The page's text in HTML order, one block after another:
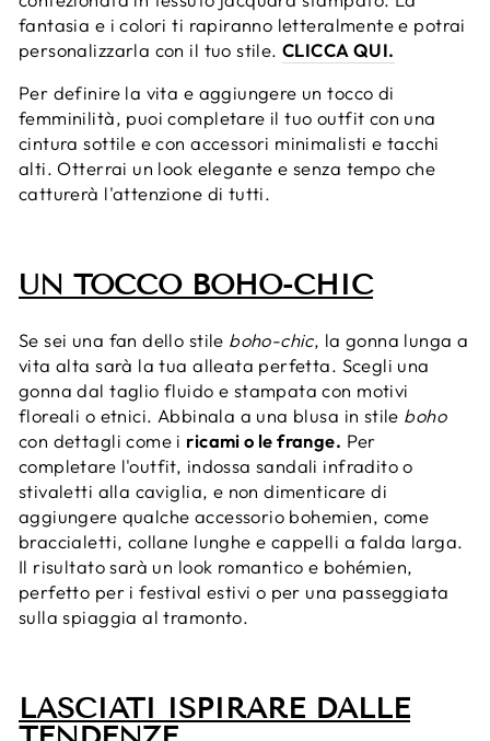
fantasia e i colori ti rapiranno letteralmente e potrai
personalizzarla con il tuo stile.CLICCA QUI.
Per definire la vita e aggiungere un tocco di
femminilità, puoi completare il tuo outfit con una
cintura sottile e con accessori minimalisti e tacchi
alti. Otterrai un look elegante e senza tempo che
catturerà l'attenzione di tutti.
UN TOCCO BOHO-CHIC
Se sei una fan dello stile boho-chic, la gonna lunga a
vita alta sarà la tua alleata perfetta. Scegli una
gonna dal taglio fluido e stampata con motivi
floreali o etnici. Abbinala a una blusa in stile boho
con dettagli come i ricami o le frange. Per
completare l'outfit, indossa sandali infradito o
stivaletti alla caviglia, e non dimenticare di
aggiungere qualche accessorio bohemien, come
braccialetti, collane lunghe e cappelli a falda larga.
Il risultato sarà un look romantico e bohémien,
perfetto per i festival estivi o per una passeggiata
sulla spiaggia al tramonto.
LASCIATI ISPIRARE DALLE